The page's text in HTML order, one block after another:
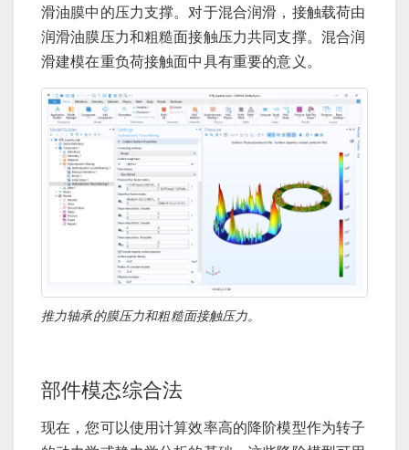
滑油膜中的压力支撑。对于混合润滑，接触载荷由
润滑油膜压力和粗糙面接触压力共同支撑。混合润
滑建模在重负荷接触面中具有重要的意义。
推力轴承的膜压力和粗糙面接触压力。
部件模态综合法
现在，您可以使用计算效率高的降阶模型作为转子